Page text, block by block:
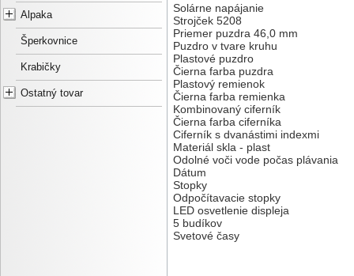
Alpaka
Šperkovnice
Krabičky
Ostatný tovar
Solárne napájanie
Strojček 5208
Priemer puzdra 46,0 mm
Puzdro v tvare kruhu
Plastové puzdro
Čierna farba puzdra
Plastový remienok
Čierna farba remienka
Kombinovaný ciferník
Čierna farba ciferníka
Ciferník s dvanástimi indexmi
Materiál skla - plast
Odolné voči vode počas plávania
Dátum
Stopky
Odpočítavacie stopky
LED osvetlenie displeja
5 budíkov
Svetové časy